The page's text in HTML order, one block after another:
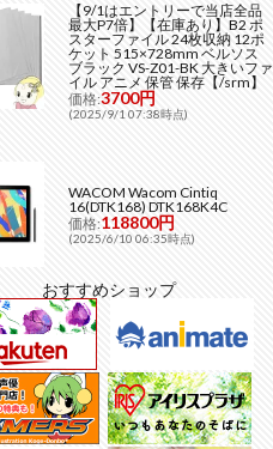
【9/1はエントリーで当店全品
最大P7倍】【在庫あり】B2 ポ
スターファイル 24枚収納 12ポ
ケット 515×728mm ベルソス
ブラック VS-Z01-BK 大きいファ
イル アニメ 保管 保存【/srm】
価格:3700円
(2025/9/1 07:38時点)
WACOM Wacom Cintiq
16(DTK168) DTK168K4C
価格:118800円
(2025/6/10 06:35時点)
おすすめショップ